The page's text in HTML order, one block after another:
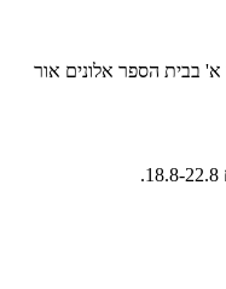
א' בבית הספר אלונים אור